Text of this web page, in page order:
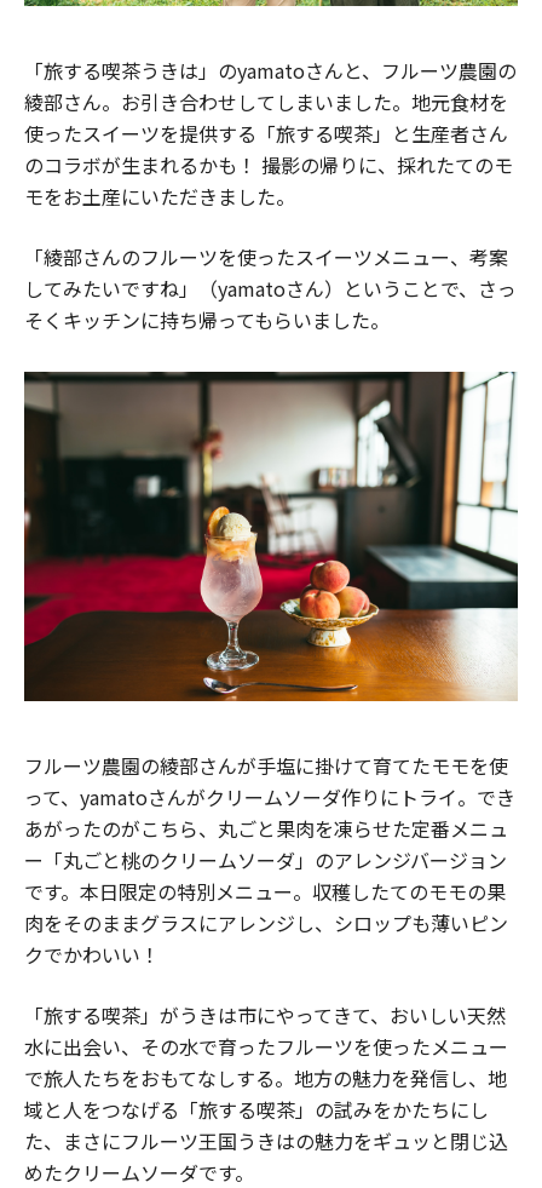
「旅する喫茶うきは」のyamatoさんと、フルーツ農園の
綾部さん。お引き合わせしてしまいました。地元食材を
使ったスイーツを提供する「旅する喫茶」と生産者さん
のコラボが生まれるかも！ 撮影の帰りに、採れたてのモ
モをお土産にいただきました。
「綾部さんのフルーツを使ったスイーツメニュー、考案
してみたいですね」（yamatoさん）ということで、さっ
そくキッチンに持ち帰ってもらいました。
フルーツ農園の綾部さんが手塩に掛けて育てたモモを使
って、yamatoさんがクリームソーダ作りにトライ。でき
あがったのがこちら、丸ごと果肉を凍らせた定番メニュ
ー「丸ごと桃のクリームソーダ」のアレンジバージョン
です。本日限定の特別メニュー。収穫したてのモモの果
肉をそのままグラスにアレンジし、シロップも薄いピン
クでかわいい！
「旅する喫茶」がうきは市にやってきて、おいしい天然
水に出会い、その水で育ったフルーツを使ったメニュー
で旅人たちをおもてなしする。地方の魅力を発信し、地
域と人をつなげる「旅する喫茶」の試みをかたちにし
た、まさにフルーツ王国うきはの魅力をギュッと閉じ込
めたクリームソーダです。